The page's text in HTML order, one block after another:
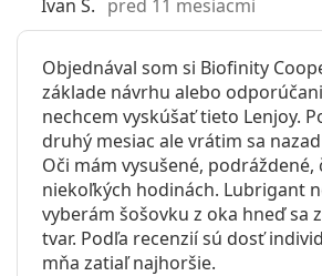
Ivan S. pred 11 mesiacmi
Objednával som si Biofinity
základe návrhu alebo
nechcem vyskúšať tieto Lenjoy.
druhý mesiac ale vrátim sa
Oči mám vysušené, podráždené,
niekoľkých hodinách. Lubrigant
vyberám šošovku z oka hneď sa
tvar. Podľa recenzií sú dosť
mňa zatiaľ najhoršie.